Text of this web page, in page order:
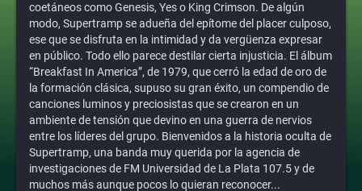
coetáneos como Genesis, Yes o King Crimson. De algún
modo, Supertramp se adueña del epítome del placer culposo,
ese que se disfruta en la intimidad y da vergüenza expresar
en público. Todo ello parece destilar cierta injusticia. El álbum
“Breakfast In America”, de 1979, que cerró la edad de oro de
la formación clásica, supuso su gran éxito, un compendio de
canciones luminos y preciosistas que se crearon en un
ambiente de tensión que devino en una guerra de nervios
entre los líderes del grupo. Bienvenidos a la historia oculta de
Supertramp, una banda muy querida por la agencia de
investigaciones de FM Universidad de La Plata 107.5 y de
muchos más aunque pocos lo quieran reconocer...